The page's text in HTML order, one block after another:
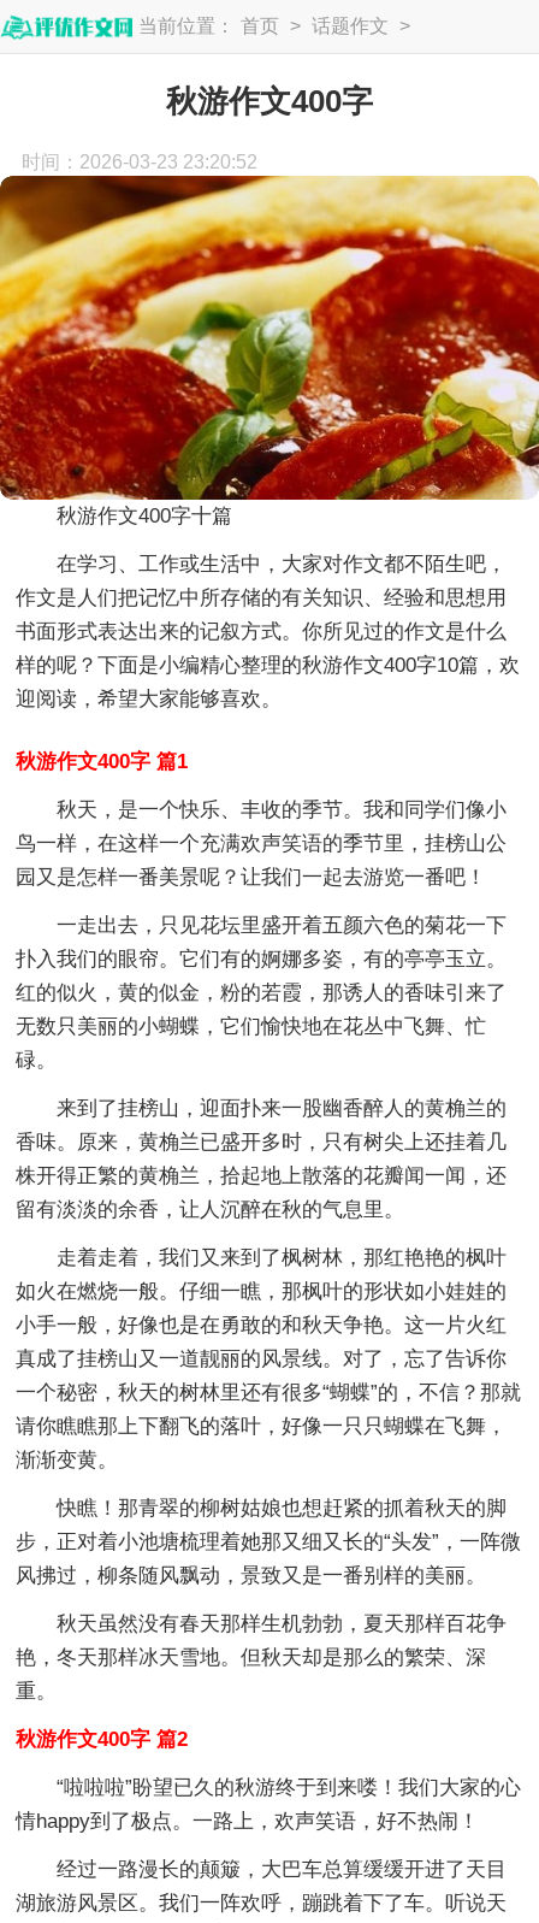
当前位置： 首页 > 话题作文 >
秋游作文400字
时间：2026-03-23 23:20:52
秋游作文400字十篇
在学习、工作或生活中，大家对作文都不陌生吧，
作文是人们把记忆中所存储的有关知识、经验和思想用
书面形式表达出来的记叙方式。你所见过的作文是什么
样的呢？下面是小编精心整理的秋游作文400字10篇，欢
迎阅读，希望大家能够喜欢。
秋游作文400字 篇1
秋天，是一个快乐、丰收的季节。我和同学们像小
鸟一样，在这样一个充满欢声笑语的季节里，挂榜山公
园又是怎样一番美景呢？让我们一起去游览一番吧！
一走出去，只见花坛里盛开着五颜六色的菊花一下
扑入我们的眼帘。它们有的婀娜多姿，有的亭亭玉立。
红的似火，黄的似金，粉的若霞，那诱人的香味引来了
无数只美丽的小蝴蝶，它们愉快地在花丛中飞舞、忙
碌。
来到了挂榜山，迎面扑来一股幽香醉人的黄桷兰的
香味。原来，黄桷兰已盛开多时，只有树尖上还挂着几
株开得正繁的黄桷兰，拾起地上散落的花瓣闻一闻，还
留有淡淡的余香，让人沉醉在秋的气息里。
走着走着，我们又来到了枫树林，那红艳艳的枫叶
如火在燃烧一般。仔细一瞧，那枫叶的形状如小娃娃的
小手一般，好像也是在勇敢的和秋天争艳。这一片火红
真成了挂榜山又一道靓丽的风景线。对了，忘了告诉你
一个秘密，秋天的树林里还有很多“蝴蝶”的，不信？那就
请你瞧瞧那上下翻飞的落叶，好像一只只蝴蝶在飞舞，
渐渐变黄。
快瞧！那青翠的柳树姑娘也想赶紧的抓着秋天的脚
步，正对着小池塘梳理着她那又细又长的“头发”，一阵微
风拂过，柳条随风飘动，景致又是一番别样的美丽。
秋天虽然没有春天那样生机勃勃，夏天那样百花争
艳，冬天那样冰天雪地。但秋天却是那么的繁荣、深
重。
秋游作文400字 篇2
“啦啦啦”盼望已久的秋游终于到来喽！我们大家的心
情happy到了极点。一路上，欢声笑语，好不热闹！
经过一路漫长的颠簸，大巴车总算缓缓开进了天目
湖旅游风景区。我们一阵欢呼，蹦跳着下了车。听说天